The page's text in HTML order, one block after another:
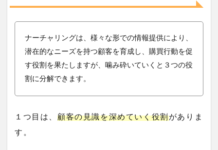
ナーチャリングは、様々な形での情報提供により、
潜在的なニーズを持つ顧客を育成し、購買行動を促
す役割を果たしますが、噛み砕いていくと３つの役
割に分解できます。
１つ目は、 顧客の見識を深めていく役割がありま
す。